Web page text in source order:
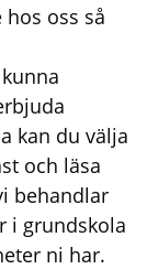
oss så
kan du välja
och läsa
behandlar
i grundskola
ni har.